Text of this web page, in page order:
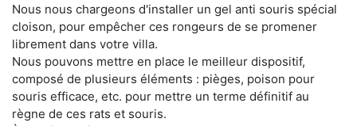
Nous nous chargeons d'installer un gel anti souris spécial
cloison, pour empêcher ces rongeurs de se promener
librement dans votre villa.
Nous pouvons mettre en place le meilleur dispositif,
composé de plusieurs éléments : pièges, poison pour
souris efficace, etc. pour mettre un terme définitif au
règne de ces rats et souris.